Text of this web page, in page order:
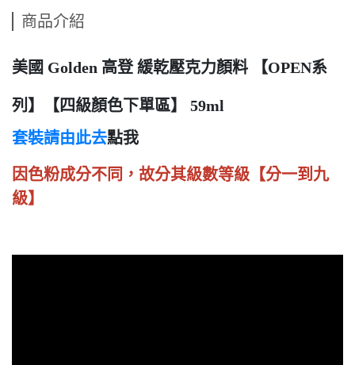
商品介紹
美國 Golden 高登 緩乾壓克力顏料 【OPEN系
列】【四級顏色下單區】 59ml
套裝請由此去點我
因色粉成分不同，故分其級數等級【分一到九
級】